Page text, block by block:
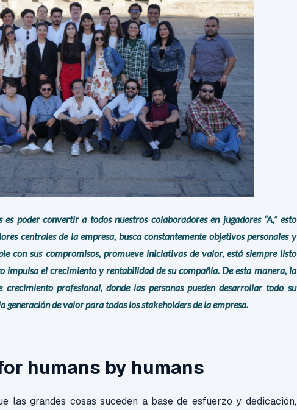
poder convertir a todos nuestros colaboradores en jugadores “A,” esto
centrales de la empresa, busca constantemente objetivos personales y
con sus compromisos, promueve iniciativas de valor, está siempre listo
impulsa el crecimiento y rentabilidad de su compañía. De esta manera, la
profesional, donde las personas pueden desarrollar todo su
generación de valor para todos los stakeholders de la empresa.
humans by humans
las grandes cosas suceden a base de esfuerzo y dedicación,